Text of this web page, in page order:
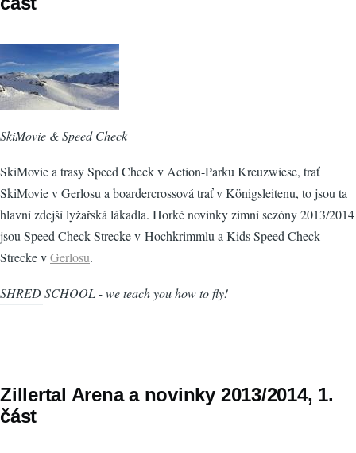
SkiMovie & Speed Check
SkiMovie a trasy Speed Check v Action-Parku Kreuzwiese, trať
SkiMovie v Gerlosu a boardercrossová trať v Königsleitenu, to jsou ta
hlavní zdejší lyžařská lákadla. Horké novinky zimní sezóny 2013/2014
jsou Speed Check Strecke v Hochkrimmlu a Kids Speed Check
Strecke vGerlosu.
SHRED SCHOOL - we teach you how to fly!
Zillertal Arena a novinky 2013/2014, 1.
část